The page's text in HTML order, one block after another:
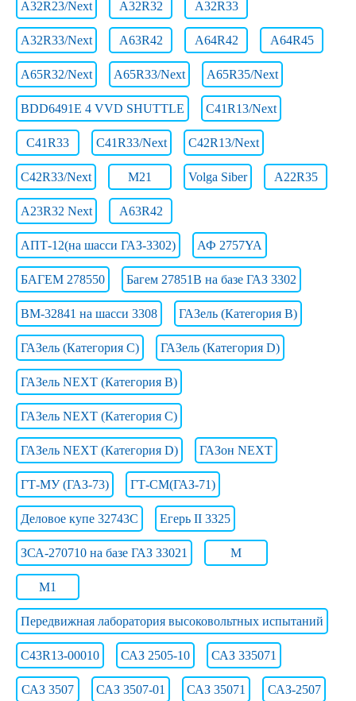
A32R23/Next A32R32 A32R33
A32R33/Next A63R42 A64R42 A64R45
A65R32/Next A65R33/Next A65R35/Next
BDD6491E 4 VVD SHUTTLE C41R13/Next
C41R33 C41R33/Next C42R13/Next
C42R33/Next M21 Volga Siber А22R35
А23R32 Next А63R42
АПТ-12(на шасси ГАЗ-3302) АФ 2757YA
БАГЕМ 278550 Багем 27851В на базе ГАЗ 3302
ВМ-32841 на шасси 3308 ГАЗель (Категория B)
ГАЗель (Категория C) ГАЗель (Категория D)
ГАЗель NEXT (Категория B)
ГАЗель NEXT (Категория C)
ГАЗель NEXT (Категория D) ГАЗон NEXT
ГТ-МУ (ГАЗ-73) ГТ-СМ(ГАЗ-71)
Деловое купе 32743С Егерь II 3325
ЗСА-270710 на базе ГАЗ 33021 М
М1
Передвижная лаборатория высоковольтных испытаний
С43R13-00010 САЗ 2505-10 САЗ 335071
САЗ 3507 САЗ 3507-01 САЗ 35071 САЗ-2507